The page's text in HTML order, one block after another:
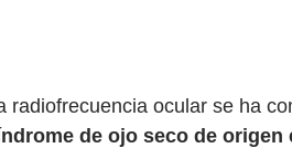
radiofrecuencia ocular se ha
de ojo seco de origen